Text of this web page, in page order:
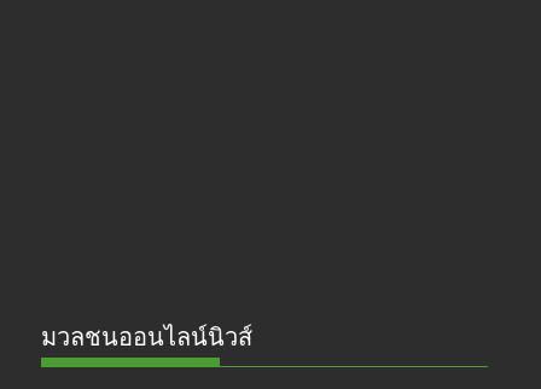
มวลชนออนไลน์นิวส์